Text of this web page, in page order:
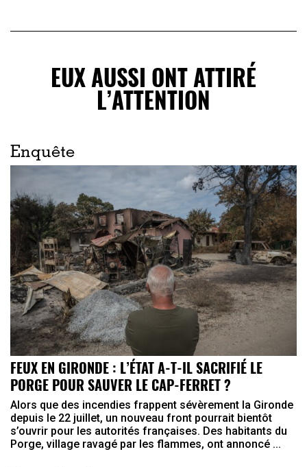
EUX AUSSI ONT ATTIRÉ
L’ATTENTION
Enquête
FEUX EN GIRONDE : L’ÉTAT A-T-IL SACRIFIÉ LE
PORGE POUR SAUVER LE CAP-FERRET ?
Alors que des incendies frappent sévèrement la Gironde
depuis le 22 juillet, un nouveau front pourrait bientôt
s’ouvrir pour les autorités françaises. Des habitants du
Porge, village ravagé par les flammes, ont annoncé ...